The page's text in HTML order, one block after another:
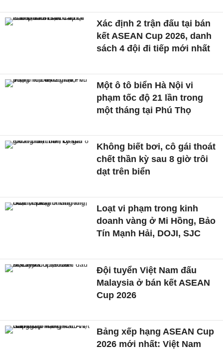
Xác định 2 trận đấu tại bán
kết ASEAN Cup 2026, danh
sách 4 đội đi tiếp mới nhất
Một ô tô biển Hà Nội vi
phạm tốc độ 21 lần trong
một tháng tại Phú Thọ
Không biết bơi, cô gái thoát
chết thần kỳ sau 8 giờ trôi
dạt trên biển
Loạt vi phạm trong kinh
doanh vàng ở Mi Hồng, Bảo
Tín Mạnh Hải, DOJI, SJC
Đội tuyển Việt Nam đấu
Malaysia ở bán kết ASEAN
Cup 2026
Bảng xếp hạng ASEAN Cup
2026 mới nhất: Việt Nam